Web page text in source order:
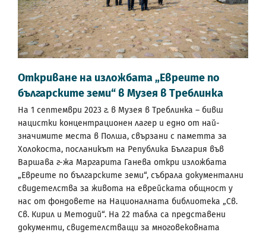
Откриване на изложбата „Евреите по
българските земи“ в Музея в Треблинка
На 1 септември 2023 г. в Музея в Треблинка – бивш
нацистки концентрационен лагер и едно от най-
значимите места в Полша, свързани с паметта за
Холокоста, посланикът на Република България във
Варшава г-жа Маргарита Ганева откри изложбата
„Евреите по българските земи“, събрала документални
свидетелства за живота на еврейската общност у
нас от фондовете на Националната библиотека „Св.
Св. Кирил и Методий“. На 22 табла са представени
документи, свидетелстващи за многовековната